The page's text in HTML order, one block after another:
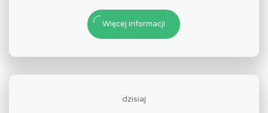
Więcej informacji
dzisiaj